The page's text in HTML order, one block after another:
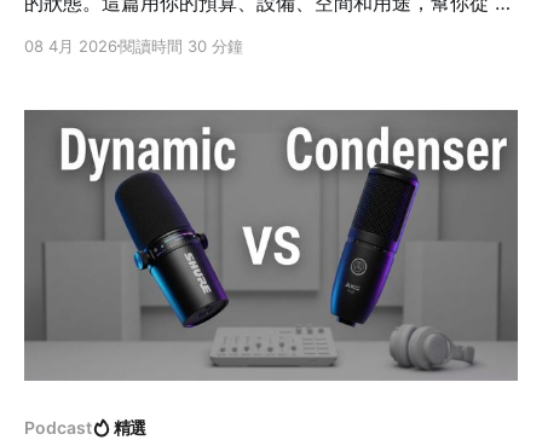
08 4月 2026閱讀時間 30 分鐘
Podcast 精選